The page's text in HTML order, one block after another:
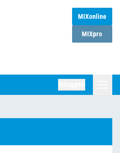
MIXonline
MIXpro